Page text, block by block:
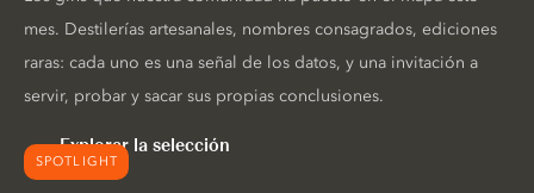
SPOTLIGHT
mes. Destilerías artesanales, nombres consagrados, ediciones
raras: cada uno es una señal de los datos, y una invitación a
servir, probar y sacar sus propias conclusiones.
Explorar la selección